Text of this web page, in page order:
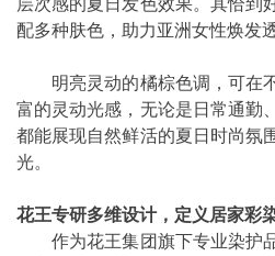
层次感的夏日发色效果。其恰到
配多种肤色，助力亚洲女性焕发
明亮灵动的橘棕色调，可在
富的灵动光感，无论是日常通勤
都能展现自然鲜活的夏日时尚氛
光。
花王专研多维设计，定义居家彩
作为花王集团旗下专业染护品